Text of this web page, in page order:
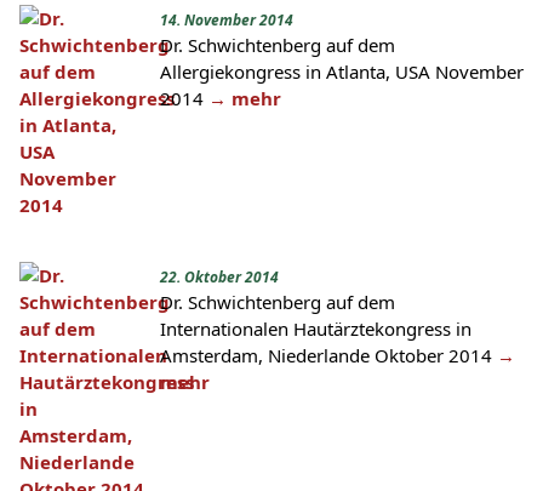
14. November 2014
Dr. Schwichtenberg auf dem
Allergiekongress in Atlanta, USA November
2014 → mehr
22. Oktober 2014
Dr. Schwichtenberg auf dem
Internationalen Hautärztekongress in
Amsterdam, Niederlande Oktober 2014 →
mehr